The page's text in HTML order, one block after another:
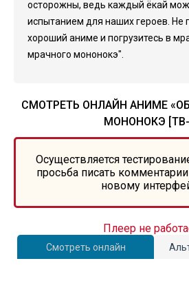
осторожны, ведь каждый ёкай
испытанием для наших героев. Не
хороший аниме и погрузитесь в
мрачного мононокэ".
СМОТРЕТЬ ОНЛАЙН АНИМЕ
МОНОНОКЭ [ТВ-
Осуществляется
просьба писать
новому
Смотреть онлайн
Плеер не